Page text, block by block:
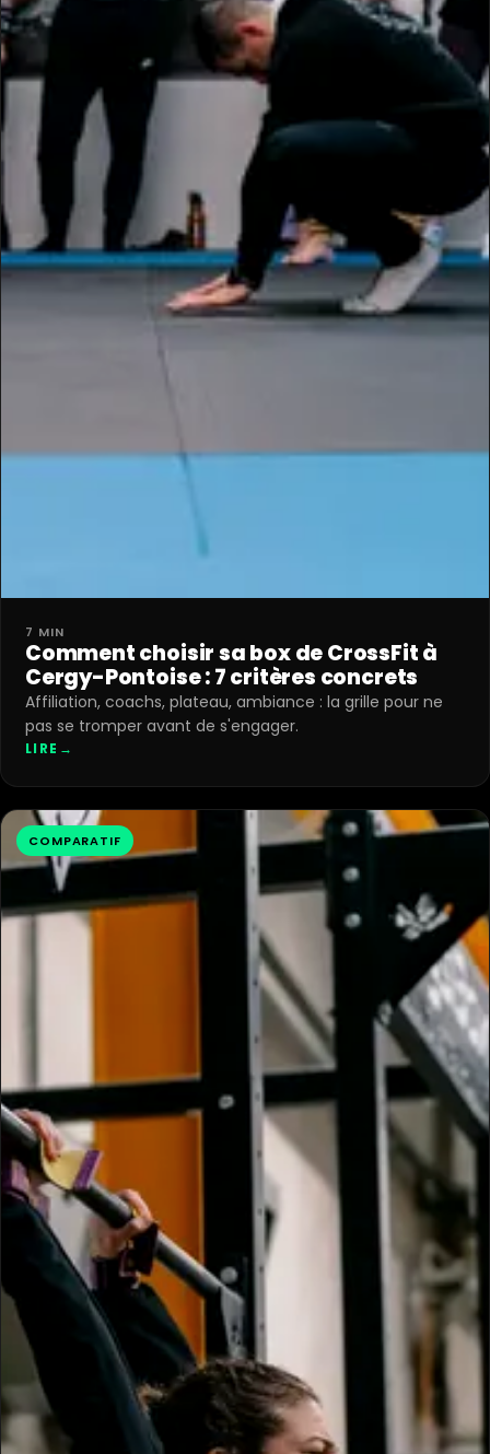
7 MIN
Comment choisir sa box de CrossFit à
Cergy-Pontoise : 7 critères concrets
Affiliation, coachs, plateau, ambiance : la grille pour ne
pas se tromper avant de s'engager.
LIRE →
COMPARATIF